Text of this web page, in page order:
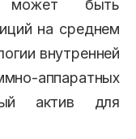
может быть
на среднем
внутренней
аппаратных
актив для